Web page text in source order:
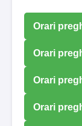
Orari
Orari
Orari
Orari